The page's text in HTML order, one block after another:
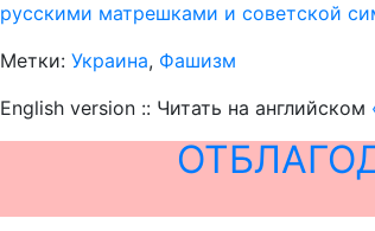
русскими матрешками и советской
Метки: Украина, Фашизм
English version :: Читать на английском